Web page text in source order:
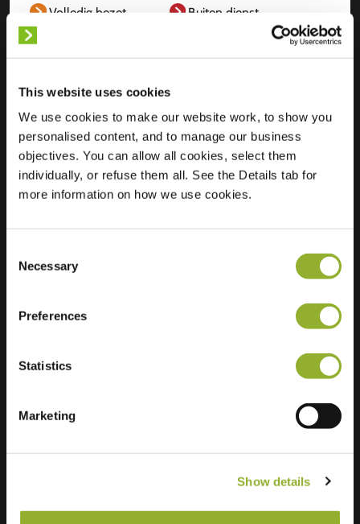
This website uses cookies
We use cookies to make our website work, to show you
personalised content, and to manage our business
objectives. You can allow all cookies, select them
individually, or refuse them all. See the Details tab for
more information on how we use cookies.
Selection
Necessary
Preferences
Statistics
Marketing
Show details
Volledig bezet
Buiten dienst
Locatie
Renaat de
Rudderlaan 13
8500 Kortrijk